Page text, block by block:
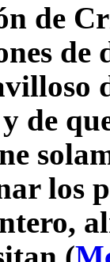
de
de
de
los